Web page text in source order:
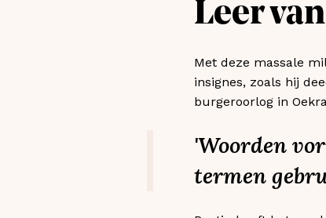
Leer
Met deze massale
insignes, zoals hij
burgeroorlog in
'Woorden
termen